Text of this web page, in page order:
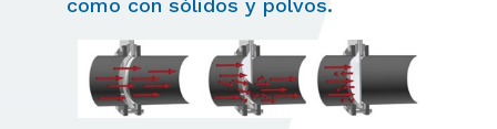
como con sólidos y polvos.